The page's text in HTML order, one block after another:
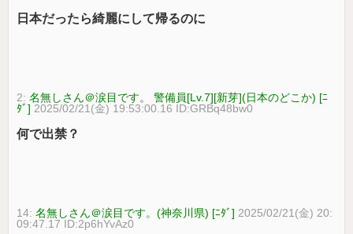
日本だったら綺麗にして帰るのに
2:名無しさん＠涙目です。 警備員[Lv.7][新芽](日本のどこか) [ﾆ
ﾀﾞ] 2025/02/21(金) 19:53:00.16 ID:GRBq48bw0
何で出禁？
14:名無しさん＠涙目です。(神奈川県) [ﾆﾀﾞ] 2025/02/21(金) 20:
09:47.17 ID:2p6hYvAz0